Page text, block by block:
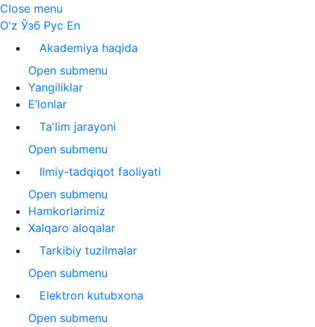
Close menu
O'z Ўзб Рус En
Akademiya haqida
Open submenu
Yangiliklar
E’lonlar
Taʼlim jarayoni
Open submenu
Ilmiy-tadqiqot faoliyati
Open submenu
Hamkorlarimiz
Xalqaro aloqalar
Tarkibiy tuzilmalar
Open submenu
Elektron kutubxona
Open submenu